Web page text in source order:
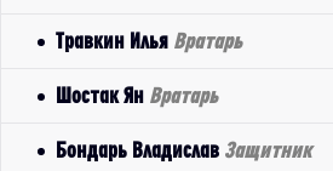
Травкин Илья Вратарь
Шостак Ян Вратарь
Бондарь Владислав Защитник